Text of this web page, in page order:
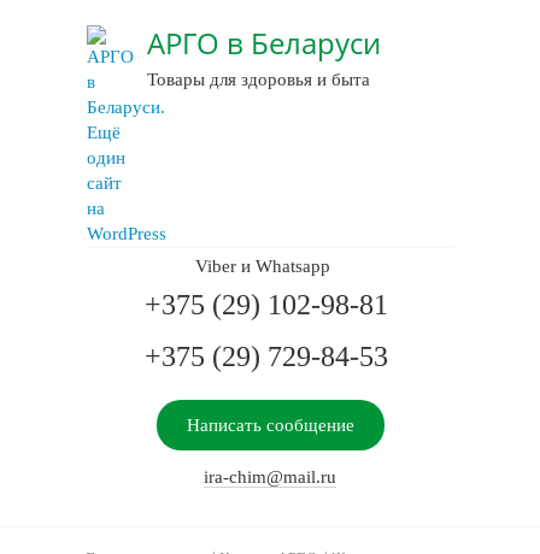
АРГО в Беларуси
Товары для здоровья и быта
Viber и Whatsapp
+375 (29) 102-98-81
+375 (29) 729-84-53
Написать сообщение
ira-chim@mail.ru